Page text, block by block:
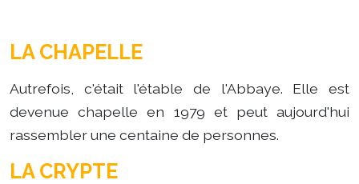
LA CHAPELLE
Autrefois, c'était l'étable de l'Abbaye. Elle est
devenue chapelle en 1979 et peut aujourd'hui
rassembler une centaine de personnes.
LA CRYPTE